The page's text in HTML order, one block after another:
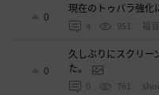
0
現在のトゥバラ強化
4 951 福
0
久しぶりにスクリー
た。
0 761